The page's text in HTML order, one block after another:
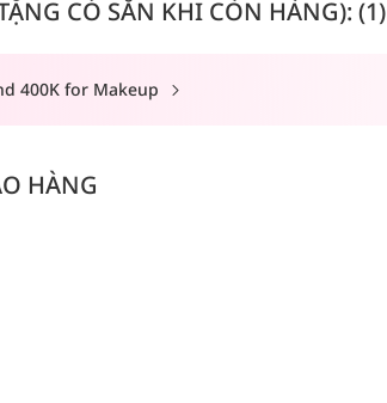
CÓ SẴN KHI CÒN HÀNG): (1)
400K for Makeup
HÀNG